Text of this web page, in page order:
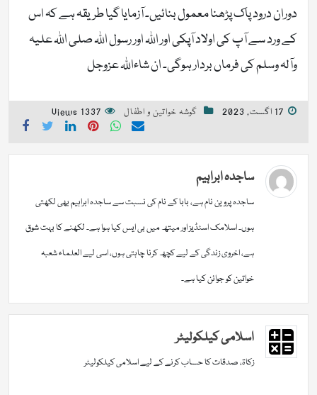
دوران درود پاک پڑھنا معمول بنائیں۔ آزمایا گیا طریقہ ہے کہ اس
کے ورد سے آپ کی اولاد آپکی اور اللہ اور رسول اللہ صلی اللہ علیہ
وآلہ وسلم کی فرماں بردار ہوگی۔ ان شاءاللہ عزوجل
17 اگست, 2023 گوشہ خواتین و اطفال 1337 Views
ساجدہ ابراہیم
ساجدہ پروین نام ہے، بابا کے نام کی نسبت سے ساجدہ ابراہیم بھی لکھتی
ہوں۔ اسلامک اسٹڈیز اور میتھ میں بی ایس کیا ہوا ہے۔ لکھنے کا بہت شوق
ہے، اخروی زندگی کے لیے کچھ کرنا چاہتی ہوں، اسی لیے العلماء شعبہ
خواتین کو جوائن کیا ہے۔
اسلامی کیلکولیٹر
زکاۃ، صدقات کا حساب کرنے کے لیے اسلامی کیلکولیٹر